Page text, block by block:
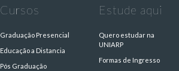
Cursos
Graduação Presencial
Educação a Distancia
Pós Graduação
Estude aqui
Quero estudar na
UNIARP
Formas de Ingresso